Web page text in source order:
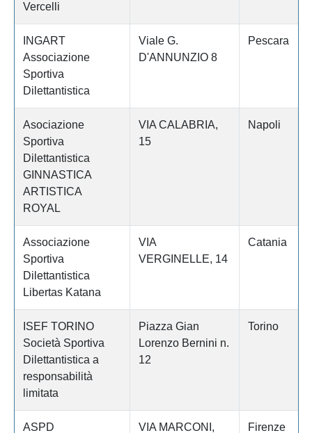
Vercelli
INGART
Associazione
Sportiva
Dilettantistica
Viale G.
D'ANNUNZIO 8
Pescara
Asociazione
Sportiva
Dilettantistica
GINNASTICA
ARTISTICA
ROYAL
VIA CALABRIA,
15
Napoli
Associazione
Sportiva
Dilettantistica
Libertas Katana
VIA
VERGINELLE, 14
Catania
ISEF TORINO
Società Sportiva
Dilettantistica a
responsabilità
limitata
Piazza Gian
Lorenzo Bernini n.
12
Torino
ASPD
VIA MARCONI,
Firenze